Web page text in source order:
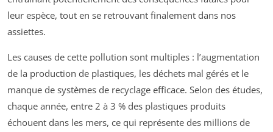
leur espèce, tout en se retrouvant finalement dans nos
assiettes.
Les causes de cette pollution sont multiples : l’augmentation
de la production de plastiques, les déchets mal gérés et le
manque de systèmes de recyclage efficace. Selon des études,
chaque année, entre 2 à 3 % des plastiques produits
échouent dans les mers, ce qui représente des millions de